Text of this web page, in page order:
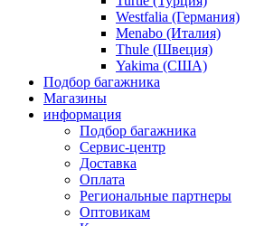
Westfalia (Германия)
Menabo (Италия)
Thule (Швеция)
Yakima (США)
Подбор багажника
Магазины
информация
Подбор багажника
Сервис-центр
Доставка
Оплата
Региональные партнеры
Оптовикам